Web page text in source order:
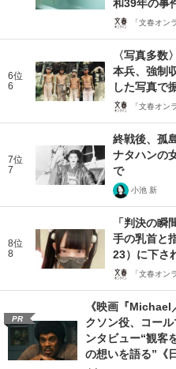
和39年の事
「文春オン
6位
6
〈写真多数
本兵、強制
した写真で
「文春オン
7位
7
終戦後、孤
ナタハンの
で
小池 新
8位
8
「判決の瞬
手の乳首と
23）に下さ
「文春オン
PR
《映画『
クソン役、コー
ンタビュー“観客
の想いを語る”《